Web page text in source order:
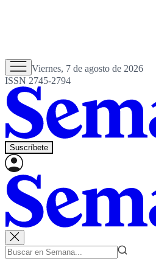
Viernes, 7 de agosto de 2026
ISSN 2745-2794
Suscríbete